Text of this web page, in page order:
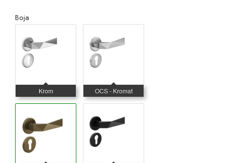
Boja